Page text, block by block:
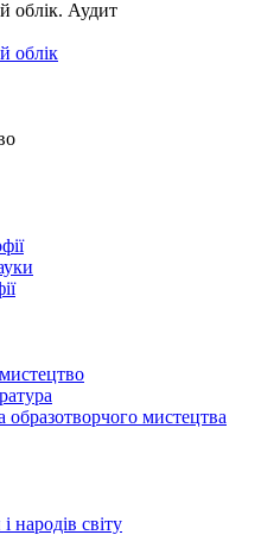
облік. Аудит
облік
образотворчого мистецтва
народів світу